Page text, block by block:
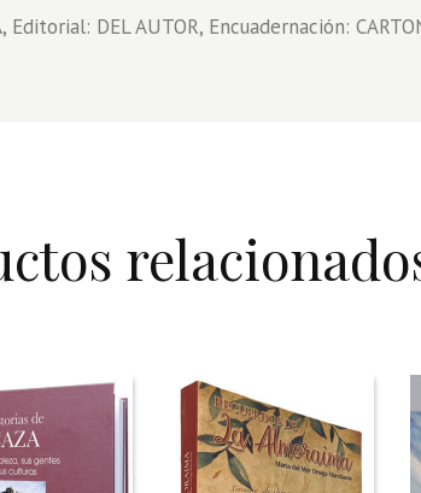
DEL AUTOR, Encuadernación: